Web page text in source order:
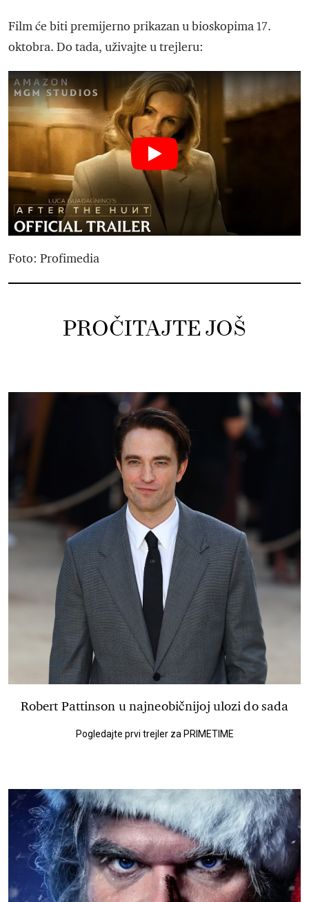
Film će biti premijerno prikazan u bioskopima 17.
oktobra. Do tada, uživajte u trejleru:
Foto: Profimedia
PROČITAJTE JOŠ
Robert Pattinson u najneobičnijoj ulozi do sada
Pogledajte prvi trejler za PRIMETIME